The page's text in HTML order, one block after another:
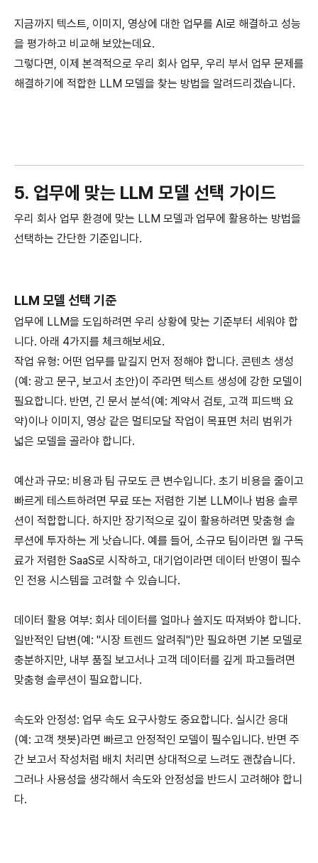
지금까지 텍스트, 이미지, 영상에 대한 업무를 AI로 해결하고 성능
을 평가하고 비교해 보았는데요.
그렇다면, 이제 본격적으로 우리 회사 업무, 우리 부서 업무 문제를
해결하기에 적합한 LLM 모델을 찾는 방법을 알려드리겠습니다.
5. 업무에 맞는 LLM 모델 선택 가이드
우리 회사 업무 환경에 맞는 LLM 모델과 업무에 활용하는 방법을
선택하는 간단한 기준입니다.
LLM 모델 선택 기준
업무에 LLM을 도입하려면 우리 상황에 맞는 기준부터 세워야 합
니다. 아래 4가지를 체크해보세요.
작업 유형: 어떤 업무를 맡길지 먼저 정해야 합니다. 콘텐츠 생성
(예: 광고 문구, 보고서 초안)이 주라면 텍스트 생성에 강한 모델이
필요합니다. 반면, 긴 문서 분석(예: 계약서 검토, 고객 피드백 요
약)이나 이미지, 영상 같은 멀티모달 작업이 목표면 처리 범위가
넓은 모델을 골라야 합니다.
예산과 규모: 비용과 팀 규모도 큰 변수입니다. 초기 비용을 줄이고
빠르게 테스트하려면 무료 또는 저렴한 기본 LLM이나 범용 솔루
션이 적합합니다. 하지만 장기적으로 깊이 활용하려면 맞춤형 솔
루션에 투자하는 게 낫습니다. 예를 들어, 소규모 팀이라면 월 구독
료가 저렴한 SaaS로 시작하고, 대기업이라면 데이터 반영이 필수
인 전용 시스템을 고려할 수 있습니다.
데이터 활용 여부: 회사 데이터를 얼마나 쓸지도 따져봐야 합니다.
일반적인 답변(예: "시장 트렌드 알려줘")만 필요하면 기본 모델로
충분하지만, 내부 품질 보고서나 고객 데이터를 깊게 파고들려면
맞춤형 솔루션이 필요합니다.
속도와 안정성: 업무 속도 요구사항도 중요합니다. 실시간 응대
(예: 고객 챗봇)라면 빠르고 안정적인 모델이 필수입니다. 반면 주
간 보고서 작성처럼 배치 처리면 상대적으로 느려도 괜찮습니다.
그러나 사용성을 생각해서 속도와 안정성을 반드시 고려해야 합니
다.